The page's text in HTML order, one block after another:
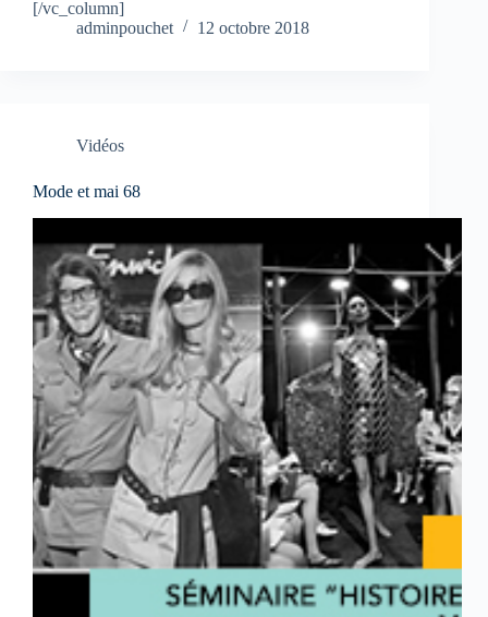
[/vc_column]
adminpouchet
12 octobre 2018
Vidéos
Mode et mai 68